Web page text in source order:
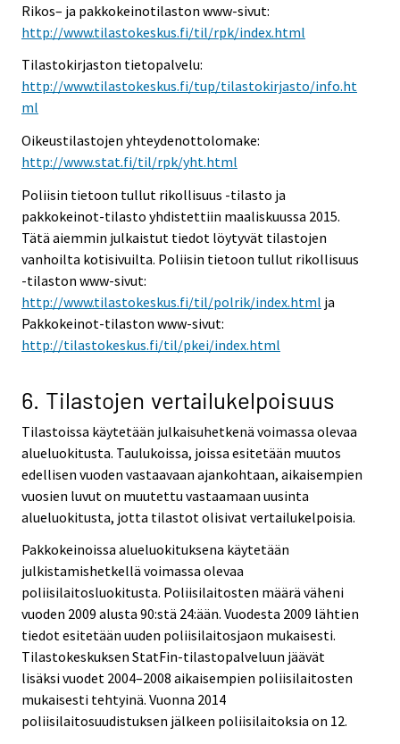
Rikos– ja pakkokeinotilaston www-sivut:
http://www.tilastokeskus.fi/til/rpk/index.html
Tilastokirjaston tietopalvelu:
http://www.tilastokeskus.fi/tup/tilastokirjasto/info.ht
ml
Oikeustilastojen yhteydenottolomake:
http://www.stat.fi/til/rpk/yht.html
Poliisin tietoon tullut rikollisuus -tilasto ja
pakkokeinot-tilasto yhdistettiin maaliskuussa 2015.
Tätä aiemmin julkaistut tiedot löytyvät tilastojen
vanhoilta kotisivuilta. Poliisin tietoon tullut rikollisuus
-tilaston www-sivut:
http://www.tilastokeskus.fi/til/polrik/index.html ja
Pakkokeinot-tilaston www-sivut:
http://tilastokeskus.fi/til/pkei/index.html
6. Tilastojen vertailukelpoisuus
Tilastoissa käytetään julkaisuhetkenä voimassa olevaa
alueluokitusta. Taulukoissa, joissa esitetään muutos
edellisen vuoden vastaavaan ajankohtaan, aikaisempien
vuosien luvut on muutettu vastaamaan uusinta
alueluokitusta, jotta tilastot olisivat vertailukelpoisia.
Pakkokeinoissa alueluokituksena käytetään
julkistamishetkellä voimassa olevaa
poliisilaitosluokitusta. Poliisilaitosten määrä väheni
vuoden 2009 alusta 90:stä 24:ään. Vuodesta 2009 lähtien
tiedot esitetään uuden poliisilaitosjaon mukaisesti.
Tilastokeskuksen StatFin-tilastopalveluun jäävät
lisäksi vuodet 2004–2008 aikaisempien poliisilaitosten
mukaisesti tehtyinä. Vuonna 2014
poliisilaitosuudistuksen jälkeen poliisilaitoksia on 12.